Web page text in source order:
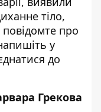
тіло,
про
у
до
Грекова